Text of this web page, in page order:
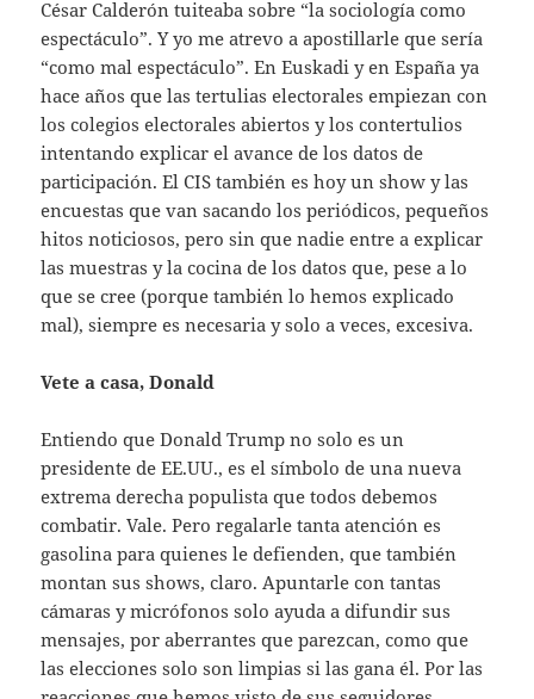
César Calderón tuiteaba sobre “la sociología como
espectáculo”. Y yo me atrevo a apostillarle que sería
“como mal espectáculo”. En Euskadi y en España ya
hace años que las tertulias electorales empiezan con
los colegios electorales abiertos y los contertulios
intentando explicar el avance de los datos de
participación. El CIS también es hoy un show y las
encuestas que van sacando los periódicos, pequeños
hitos noticiosos, pero sin que nadie entre a explicar
las muestras y la cocina de los datos que, pese a lo
que se cree (porque también lo hemos explicado
mal), siempre es necesaria y solo a veces, excesiva.
Vete a casa, Donald
Entiendo que Donald Trump no solo es un
presidente de EE.UU., es el símbolo de una nueva
extrema derecha populista que todos debemos
combatir. Vale. Pero regalarle tanta atención es
gasolina para quienes le defienden, que también
montan sus shows, claro. Apuntarle con tantas
cámaras y micrófonos solo ayuda a difundir sus
mensajes, por aberrantes que parezcan, como que
las elecciones solo son limpias si las gana él. Por las